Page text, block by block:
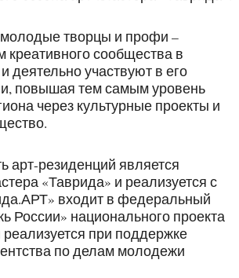
творцы и профи –
креативного сообщества в
деятельно участвуют в его
повышая тем самым уровень
через культурные проекты и
арт-резиденций является
«Таврида» и реализуется с
входит в федеральный
России» национального проекта
при поддержке
по делам молодежи